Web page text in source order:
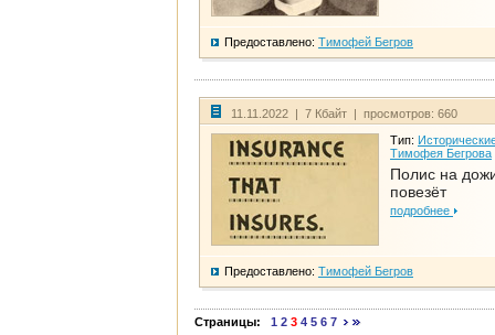
Предоставлено: Тимофей Бегров
11.11.2022 | 7 Кбайт | просмотров: 660
Тип:
Тимофея Бегрова
Полис на
повезёт
подробнее
Предоставлено: Тимофей Бегров
Страницы: 1 2 3 4 5 6 7